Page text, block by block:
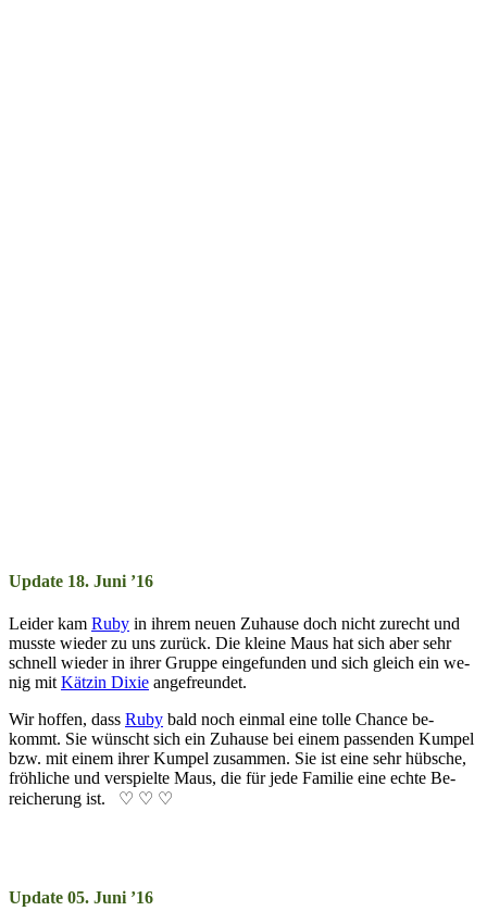
Update 18. Juni ’16
Leider kam Ruby in ihr­em neu­en Zu­hau­se doch nicht zu­recht und
muss­te wie­der zu uns zu­rück. Die klei­ne Maus hat sich aber sehr
schnell wie­der in ihr­er Grup­pe ein­ge­fun­den und sich gleich ein we­
nig mit Kätz­in Dix­­ie an­ge­freun­det.
Wir hoffen, dass Ruby bald noch ein­mal eine tolle Chan­ce be­
kommt. Sie wünscht sich ein Zu­hau­se bei ein­em pass­en­den Kum­pel
bzw. mit ein­em ihr­er Kum­pel zu­sam­men. Sie ist eine sehr hüb­sche,
fröh­liche und ver­spiel­te Maus, die für je­de Fa­mil­ie eine ech­te Be­
reich­er­ung ist. ♡ ♡ ♡
Update 05. Juni ’16